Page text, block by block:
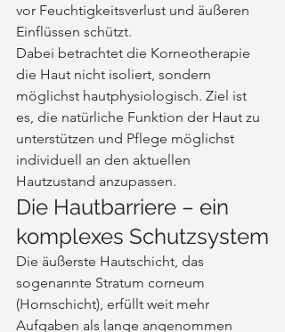
vor Feuchtigkeitsverlust und äußeren
Einflüssen schützt.
Dabei betrachtet die Korneotherapie
die Haut nicht isoliert, sondern
möglichst hautphysiologisch. Ziel ist
es, die natürliche Funktion der Haut zu
unterstützen und Pflege möglichst
individuell an den aktuellen
Hautzustand anzupassen.
Die Hautbarriere – ein
komplexes Schutzsystem
Die äußerste Hautschicht, das
sogenannte Stratum corneum
(Hornschicht), erfüllt weit mehr
Aufgaben als lange angenommen